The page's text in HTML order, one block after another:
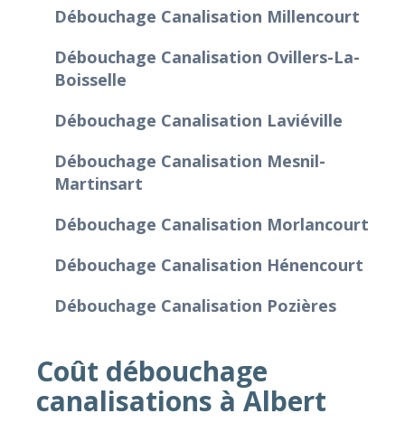
Débouchage Canalisation Millencourt
Débouchage Canalisation Ovillers-La-
Boisselle
Débouchage Canalisation Laviéville
Débouchage Canalisation Mesnil-
Martinsart
Débouchage Canalisation Morlancourt
Débouchage Canalisation Hénencourt
Débouchage Canalisation Pozières
Coût débouchage
canalisations à Albert